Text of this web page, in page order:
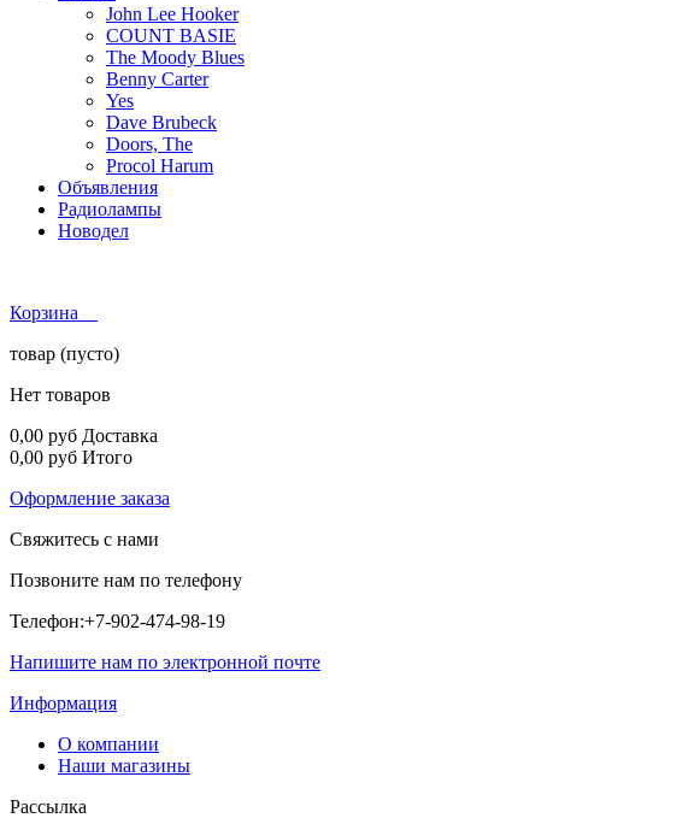
John Lee Hooker
COUNT BASIE
The Moody Blues
Benny Carter
Yes
Dave Brubeck
Doors, The
Procol Harum
Объявления
Радиолампы
Новодел
Корзина
товар (пусто)
Нет товаров
0,00 руб Доставка
0,00 руб Итого
Оформление заказа
Свяжитесь с нами
Позвоните нам по телефону
Телефон:+7-902-474-98-19
Напишите нам по электронной почте
Информация
О компании
Наши магазины
Рассылка